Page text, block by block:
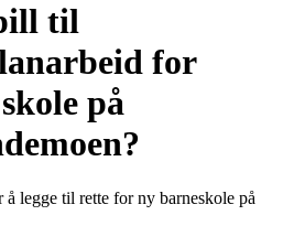
til
for
på
legge til rette for ny barneskole på